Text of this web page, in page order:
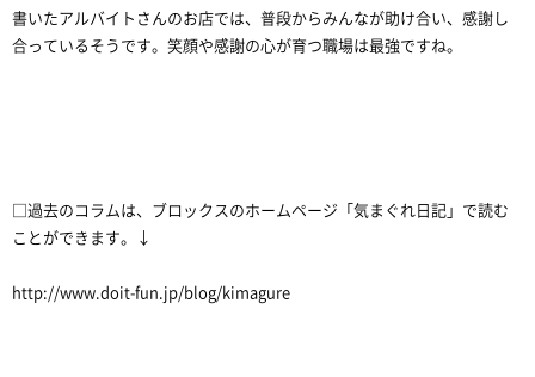
書いたアルバイトさんのお店では、普段からみんなが助け合い、感謝し
合っているそうです。笑顔や感謝の心が育つ職場は最強ですね。
□過去のコラムは、ブロックスのホームページ「気まぐれ日記」で読む
ことができます。↓
http://www.doit-fun.jp/blog/kimagure